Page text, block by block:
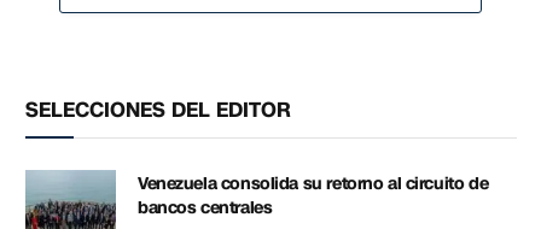
SELECCIONES DEL EDITOR
Venezuela consolida su retorno al circuito de
bancos centrales